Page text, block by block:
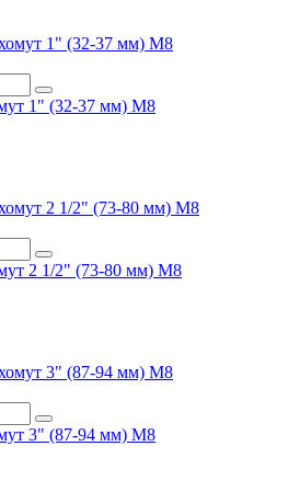
1" (32-37 мм) М8
2 1/2" (73-80 мм) М8
3" (87-94 мм) М8